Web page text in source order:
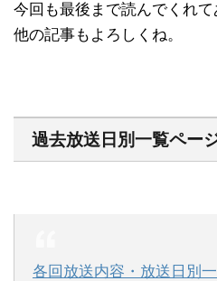
今回も最後まで読んでくれて
他の記事もよろしくね。
過去放送日別一覧ペー
各回放送内容・放送日別